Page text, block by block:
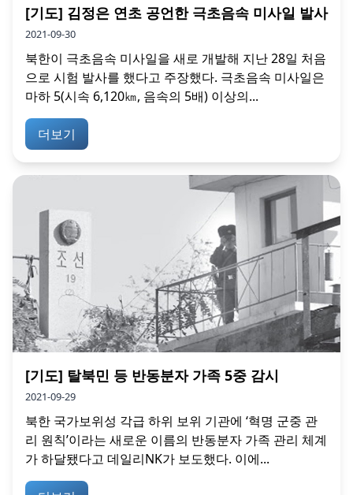
[기도] 김정은 연초 공언한 극초음속 미사일 발사
2021-09-30
북한이 극초음속 미사일을 새로 개발해 지난 28일 처음
으로 시험 발사를 했다고 주장했다. 극초음속 미사일은
마하 5(시속 6,120㎞, 음속의 5배) 이상의...
더보기
[기도] 탈북민 등 반동분자 가족 5중 감시
2021-09-29
북한 국가보위성 각급 하위 보위 기관에 ‘혁명 군중 관
리 원칙’이라는 새로운 이름의 반동분자 가족 관리 체계
가 하달됐다고 데일리NK가 보도했다. 이에...